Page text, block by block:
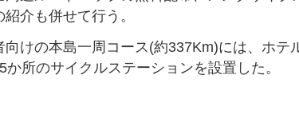
紹介も併せて行う。
向けの本島一周コース(約337Km)には、ホテ
か所のサイクルステーションを設置した。